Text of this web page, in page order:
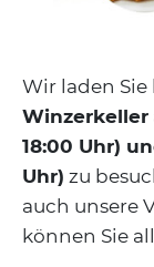
Wir laden Sie
Winzerkeller
18:00 Uhr)
Uhr) zu
auch unsere
können Sie